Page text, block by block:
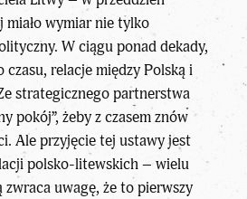
wymiar nie tylko
W ciągu ponad dekady,
czasu, relacje między Polską i
strategicznego partnerstwa
pokój”, żeby z czasem znów
Ale przyjęcie tej ustawy jest
polsko-litewskich – wielu
uwagę, że to pierwszy